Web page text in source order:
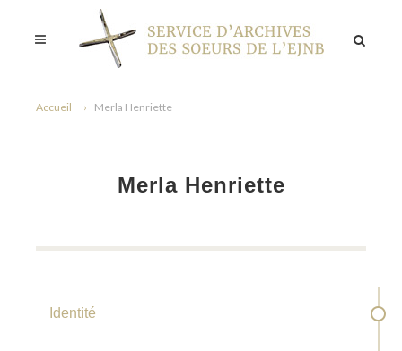
Accueil Merla Henriette
Merla Henriette
Identité